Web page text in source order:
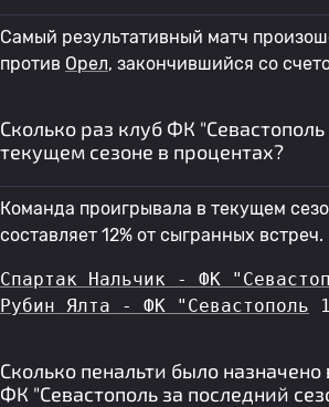
Самый результативный матч
против Орел, закончившийся со
Сколько раз клуб ФК
текущем сезоне в процентах?
Команда проигрывала в текущем
составляет 12% от сыгранных встреч.
Спартак Нальчик - ФК
Рубин Ялта - ФК "Севастополь
Сколько пенальти было назначено
ФК "Севастополь за последний